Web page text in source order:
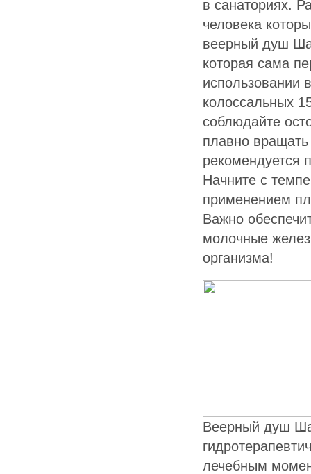
в санаториях.
человека
веерный душ
которая сама
использовании
колоссальных
соблюдайте
плавно
рекомендуется
Начните с
применением
Важно
молочные
организма!
Веерный душ
лечебным